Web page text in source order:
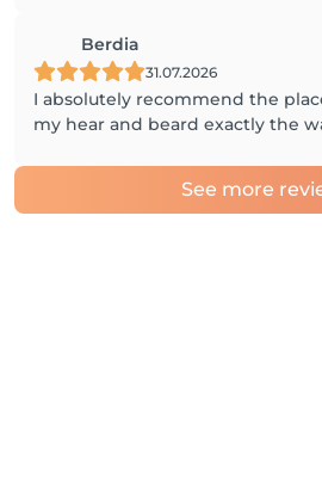
Berdia
31.07.2026
I absolutely recommend the
my hear and beard exactly the
See more